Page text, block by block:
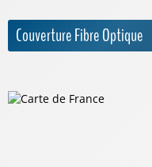
Couverture Fibre Optique